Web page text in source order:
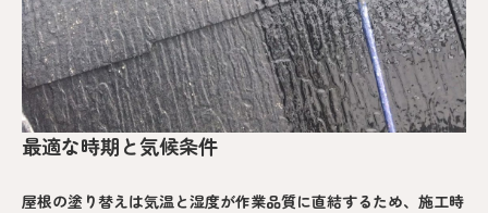
最適な時期と気候条件
屋根の塗り替えは気温と湿度が作業品質に直結するため、施工時